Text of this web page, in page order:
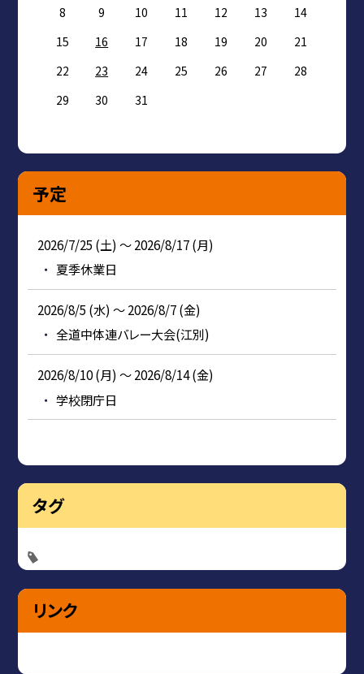
8
9 10 11 12 13
14
15
16 17 18 19 20
21
22
23 24 25 26 27
28
29
30 31
予定
2026/7/25 (土) ～ 2026/8/17 (月)
夏季休業日
2026/8/5 (水) ～ 2026/8/7 (金)
全道中体連バレー大会(江別)
2026/8/10 (月) ～ 2026/8/14 (金)
学校閉庁日
タグ
リンク